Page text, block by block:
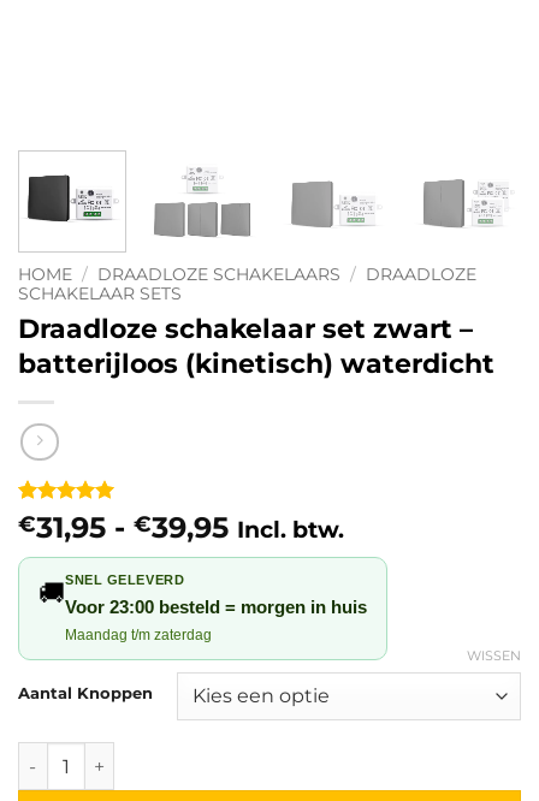
HOME / DRAADLOZE SCHAKELAARS / DRAADLOZE
SCHAKELAAR SETS
Draadloze schakelaar set zwart –
batterijloos (kinetisch) waterdicht
Gewaardeerd
5op 5
gebaseerd
3
klant
waarderingen
€31,95 - €39,95Prijsklasse:
€31,95
€39,95
Incl. btw.
🚚SNEL GELEVERD
Voor 23:00 besteld = morgen in huis
Maandag t/m zaterdag
Aantal Knoppen
WISSEN
Draadloze schakelaar set zwart – batterijloos (kinetisch)